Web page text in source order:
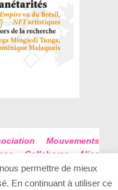
Mouvements
Collaborer
Alice
Antérieur
Plan du site
permettre de mieux
En continuant à utiliser ce